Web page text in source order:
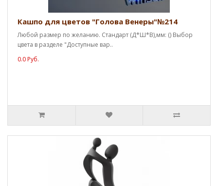
Кашпо для цветов "Голова Венеры"№214
Любой размер по желанию. Стандарт (Д*Ш*В),мм: () Выбор
цвета в разделе "Доступные вар..
0.0 Руб.